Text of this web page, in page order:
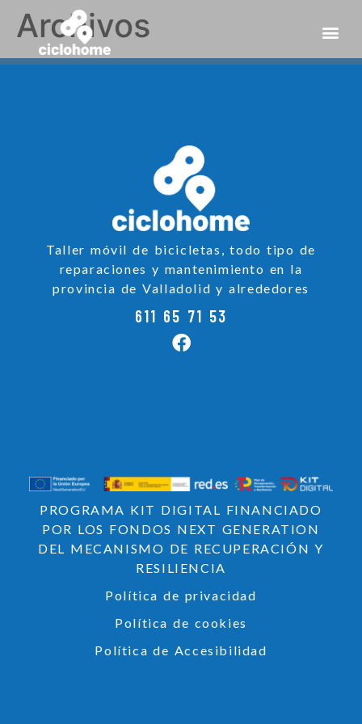
Archivos
Taller móvil de bicicletas, todo tipo de
reparaciones y mantenimiento en la
provincia de Valladolid y alrededores
611 65 71 53
PROGRAMA KIT DIGITAL FINANCIADO
POR LOS FONDOS NEXT GENERATION
DEL MECANISMO DE RECUPERACIÓN Y
RESILIENCIA
Política de privacidad
Política de cookies
Política de Accesibilidad